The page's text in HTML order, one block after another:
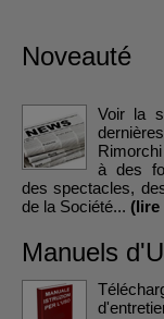
Noveauté
Voir la
à des
des spectacles,
de la Société... (lire
Manuels